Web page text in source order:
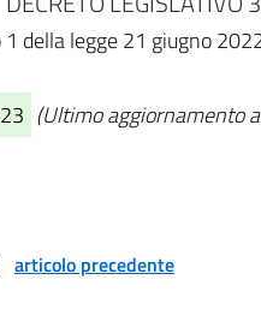
della legge 21 giugno
(Ultimo aggiornamento
articolo precedente